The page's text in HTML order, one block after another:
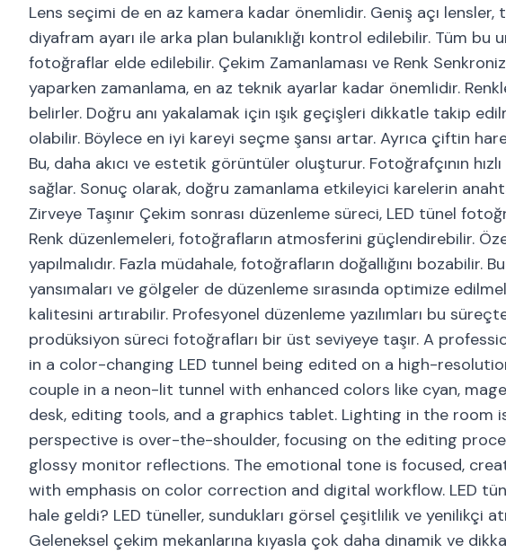
Lens seçimi de en az kamera kadar önemlidir. Geniş açı lensler,
diyafram ayarı ile arka plan bulanıklığı kontrol edilebilir. Tüm
fotoğraflar elde edilebilir. Çekim Zamanlaması ve Renk
yaparken zamanlama, en az teknik ayarlar kadar önemlidir.
belirler. Doğru anı yakalamak için ışık geçişleri dikkatle takip
olabilir. Böylece en iyi kareyi seçme şansı artar. Ayrıca çiftin
Bu, daha akıcı ve estetik görüntüler oluşturur. Fotoğrafçının
sağlar. Sonuç olarak, doğru zamanlama etkileyici karelerin
Zirveye Taşınır Çekim sonrası düzenleme süreci, LED tünel
Renk düzenlemeleri, fotoğrafların atmosferini güçlendirebilir.
yapılmalıdır. Fazla müdahale, fotoğrafların doğallığını bozabilir.
yansımaları ve gölgeler de düzenleme sırasında optimize
kalitesini artırabilir. Profesyonel düzenleme yazılımları bu
prodüksiyon süreci fotoğrafları bir üst seviyeye taşır. A
in a color-changing LED tunnel being edited on a high-
couple in a neon-lit tunnel with enhanced colors like cyan,
desk, editing tools, and a graphics tablet. Lighting in the room
perspective is over-the-shoulder, focusing on the editing
glossy monitor reflections. The emotional tone is focused,
with emphasis on color correction and digital workflow. LED
hale geldi? LED tüneller, sundukları görsel çeşitlilik ve yenilikçi
Geleneksel çekim mekanlarına kıyasla çok daha dinamik ve